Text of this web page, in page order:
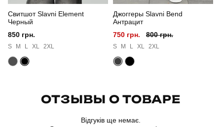
Свитшот Slavni Element
Черный
850 грн.
S M L XL 2XL
Джоггеры Slavni Bend
Антрацит
750 грн.
800 грн.
S M L XL 2XL
ОТЗЫВЫ О ТОВАРЕ
Відгуків ще немає.